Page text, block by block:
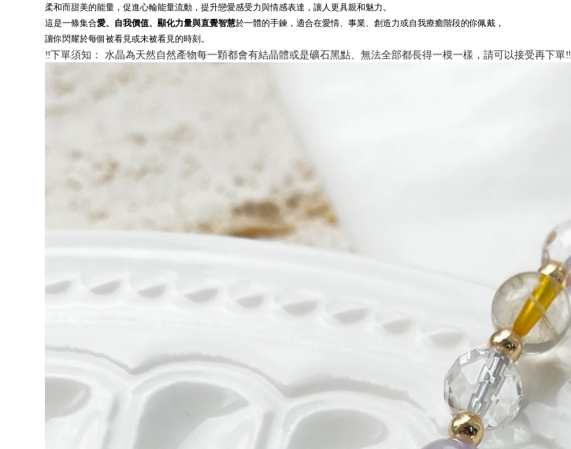
柔和而甜美的能量，促進心輪能量流動，提升戀愛感受力與情感表達，讓人更具親和魅力。
這是一條集合愛、自我價值、顯化力量與直覺智慧於一體的手鍊，適合在愛情、事業、創造力或自我療癒階段的你佩戴，
讓你閃耀於每個被看見或未被看見的時刻。
‼️下單須知： 水晶為天然自然產物每一顆都會有結晶體或是礦石黑點、無法全部都長得一模一樣，請可以接受再下單‼️